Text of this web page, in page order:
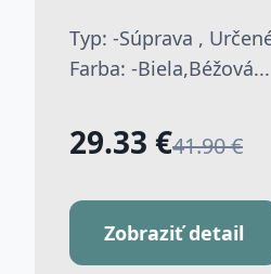
Typ: -Súprava ,
Farba: -Biela,Béžová...
29.33 €41.90 €
Zobraziť detail